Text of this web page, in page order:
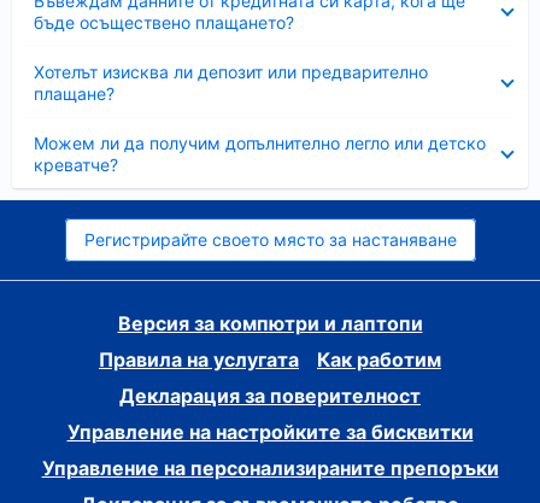
бъде осъществено плащането?
Хотелът изисква ли депозит или предварително
плащане?
Можем ли да получим допълнително легло или детско
креватче?
Регистрирайте своето място за настаняване
Версия за компютри и лаптопи
Правила на услугата
Как работим
Декларация за поверителност
Управление на настройките за бисквитки
Управление на персонализираните препоръки